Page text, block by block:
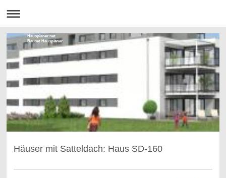
Hausplaner.net
Bauset Hausplaner
Häuser mit Satteldach: Haus SD-160